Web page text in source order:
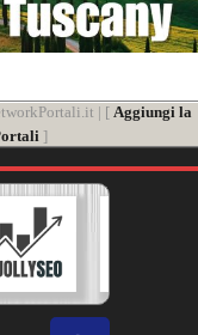
| [ Aggiungi la
]